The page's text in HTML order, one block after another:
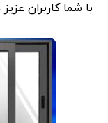
با شما کاربران